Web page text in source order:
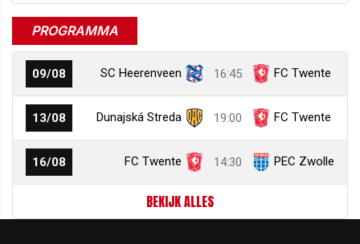
PROGRAMMA
09/08 SC Heerenveen 16:45 FC Twente
13/08 Dunajská Streda 19:00 FC Twente
16/08 FC Twente 14:30 PEC Zwolle
BEKIJK ALLES